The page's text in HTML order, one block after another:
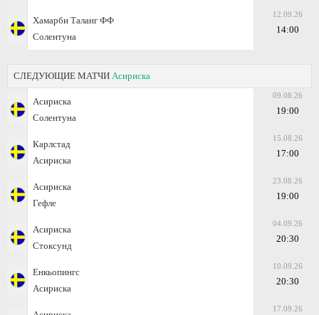
Хамарби Таланг ФФ
Солентуна
12.09.26
14:00
СЛЕДУЮЩИЕ МАТЧИ Асириска
Асириска
Солентуна
09.08.26
19:00
Карлстад
Асириска
15.08.26
17:00
Асириска
Гефле
23.08.26
19:00
Асириска
Стоксунд
04.09.26
20:30
Енкьопингс
Асириска
10.09.26
20:30
17.09.26